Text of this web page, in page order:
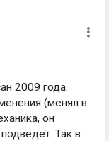
2009 года.
(менял в
он
Так в